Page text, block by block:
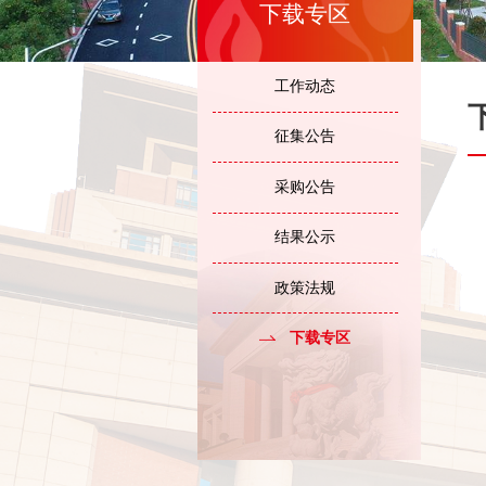
下载专区
工作动态
征集公告
采购公告
结果公示
政策法规
下载专区